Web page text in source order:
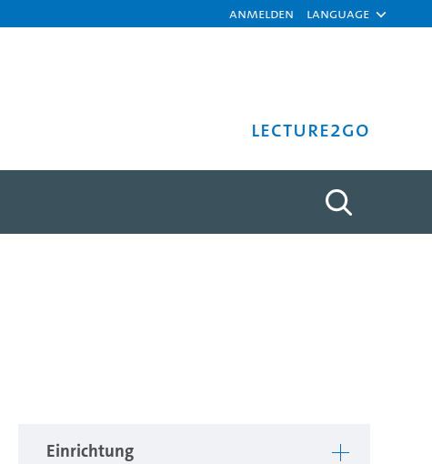
Anmelden Language
Lecture2Go
Einrichtung